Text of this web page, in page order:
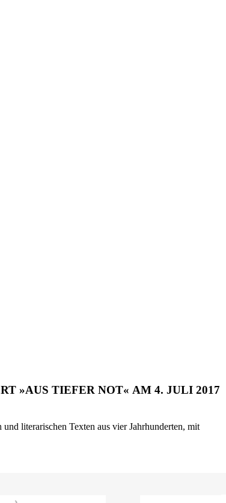
»AUS TIEFER NOT« AM 4. JULI 2017
literarischen Texten aus vier Jahrhunderten, mit